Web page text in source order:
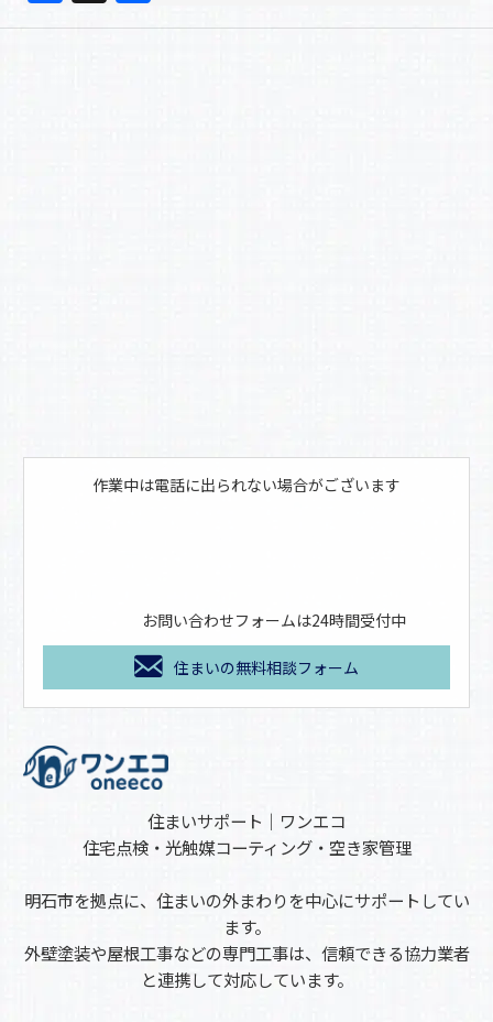
a 有
作業中は電話に出られない場合がございます
お問い合わせフォームは24時間受付中
住まいの無料相談フォーム
住まいサポート｜ワンエコ
住宅点検・光触媒コーティング・空き家管理
明石市を拠点に、住まいの外まわりを中心にサポートしてい
ます。
外壁塗装や屋根工事などの専門工事は、信頼できる協力業者
と連携して対応しています。